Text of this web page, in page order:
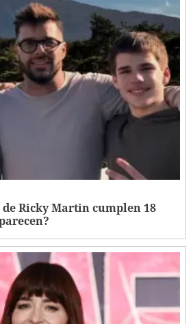
Ricky Martin cumplen 18